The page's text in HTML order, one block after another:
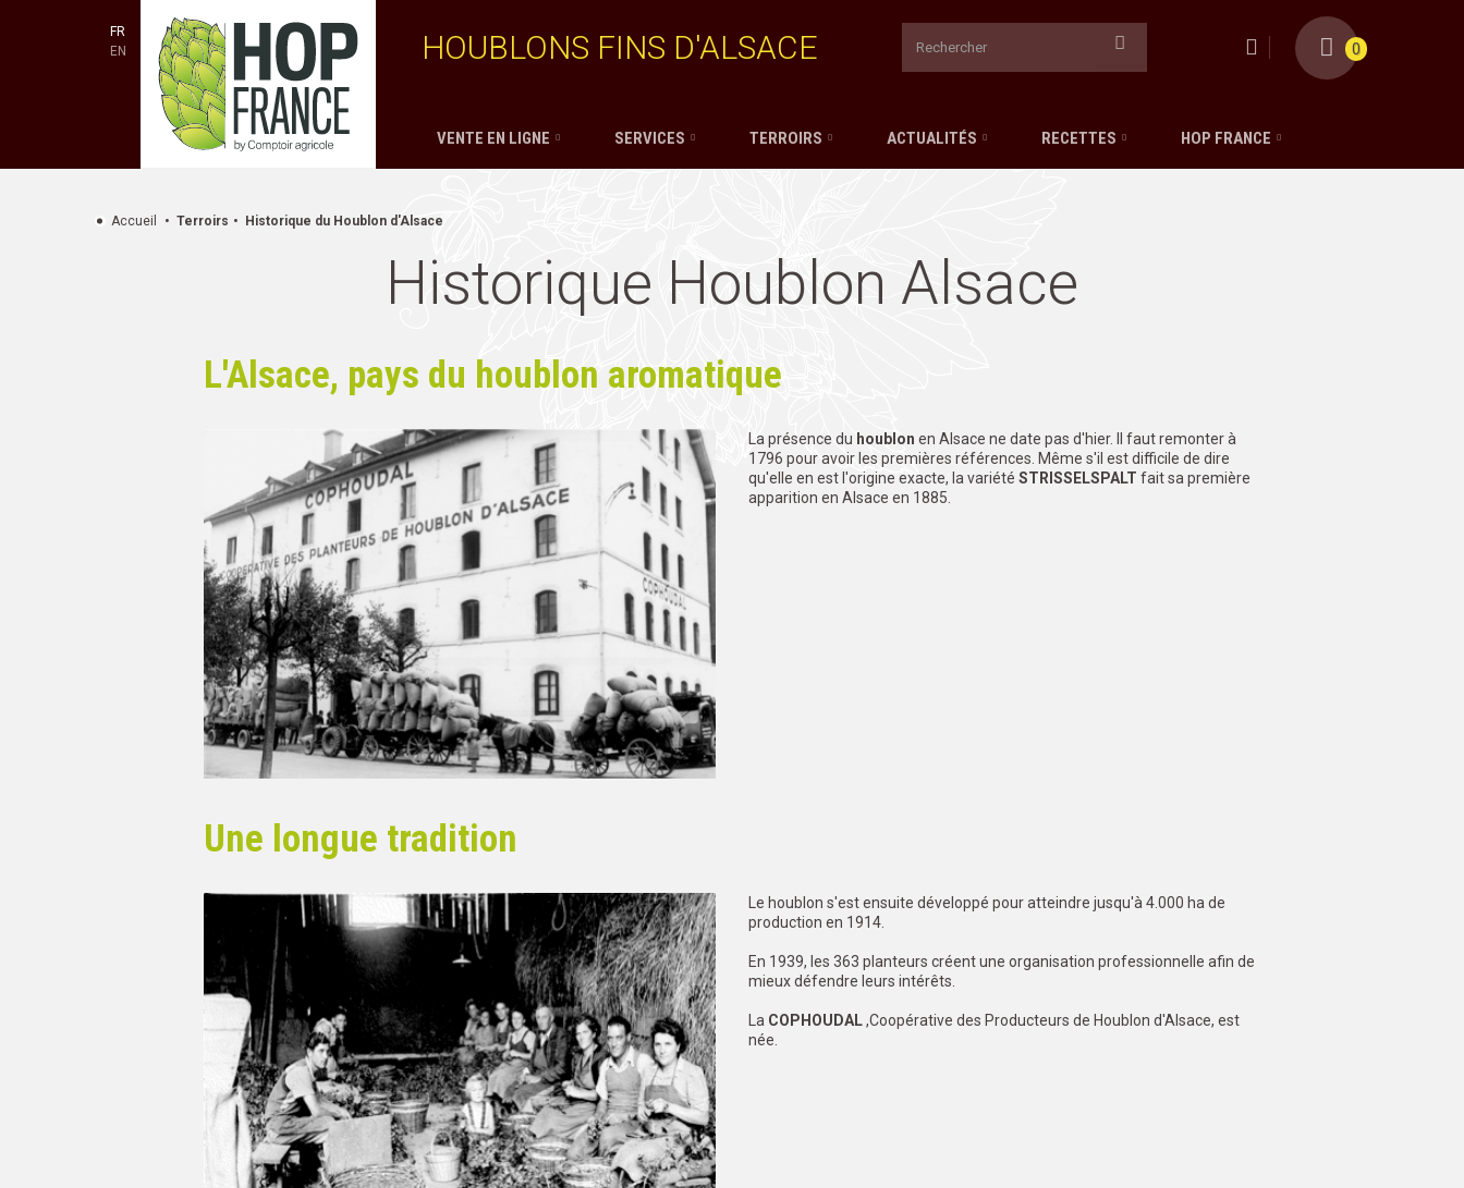
FR
EN
HOUBLONS FINS D'ALSACE 0
VENTE EN LIGNE SERVICES TERROIRS ACTUALITÉS RECETTES HOP FRANCE
Accueil Terroirs Historique du Houblon d'Alsace
Historique Houblon Alsace
L'Alsace, pays du houblon aromatique
La présence du houblon en Alsace ne date pas d'hier. Il faut remonter à
1796 pour avoir les premières références. Même s'il est difficile de dire
qu'elle en est l'origine exacte, la variété STRISSELSPALT fait sa première
apparition en Alsace en 1885.
Une longue tradition
Le houblon s'est ensuite développé pour atteindre jusqu'à 4.000 ha de
production en 1914.
En 1939, les 363 planteurs créent une organisation professionnelle afin de
mieux défendre leurs intérêts.
La COPHOUDAL,Coopérative des Producteurs de Houblon d'Alsace, est
née.